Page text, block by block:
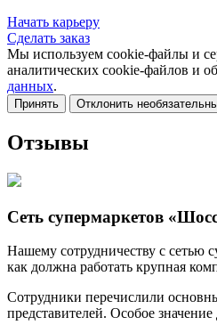
Начать карьеру
Сделать заказ
Мы используем cookie-файлы и
аналитических cookie-файлов и
данных.
Принять Отклонить
Отзывы
Сеть супермаркетов
Нашему сотрудничеству с сетью
как должна работать крупная
Сотрудники перечислили
представителей. Особое